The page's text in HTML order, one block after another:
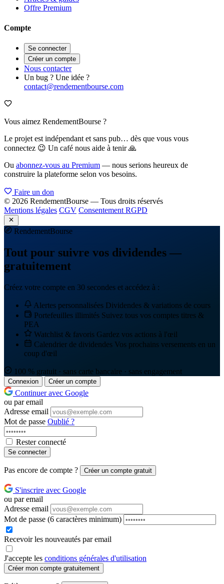
Offre Premium
Compte
Se connecter
Créer un compte
Nous contacter
Un bug ? Une idée ?
contact@rendementbourse.com
Vous aimez RendementBourse ?
Le projet est indépendant et sans pub… dès que vous vous
connectez 😉 Un café nous aide à tenir 🙏
Ou abonnez-vous au Premium — nous serions heureux de
construire la plateforme selon vos besoins.
Faire un don
© 2026 RendementBourse — Tous droits réservés
Mentions légales CGV Consentement RGPD
RendementBourse
Tout pour suivre vos dividendes —
gratuitement
Créez votre compte en 30 secondes et accédez à :
Alertes personnalisées Dividendes & variations de cours
Portefeuilles illimités Suivez tous vos comptes titres &
PEA
Watchlist & favoris Gardez vos actions à l'œil
Calendrier de dividendes Vos prochains versements en un
coup d'œil
100 % gratuit · sans carte bancaire · sans engagement
Connexion Créer un compte
Continuer avec Google
ou par email
Adresse email
Mot de passe Oublié ?
Rester connecté
Se connecter
Pas encore de compte ? Créer un compte gratuit
S'inscrire avec Google
ou par email
Adresse email
Mot de passe (6 caractères minimum)
Recevoir les nouveautés par email
J'accepte les conditions générales d'utilisation
Créer mon compte gratuitement